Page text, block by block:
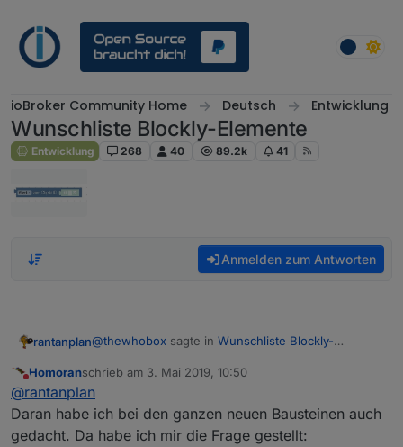
ioBroker Community Home Deutsch Entwicklung
Wunschliste Blockly-Elemente
Entwicklung 268 40 89.2k 41
Anmelden zum Antworten
rantanplan@thewhobox sagte in Wunschliste Blockly-
Vorschlag für einen neues Element.
Globale Funktionen aufrufen zu können.
Man sollte das Klientel für Blockly nicht aus den
Augen verlieren.
Nicht stören
Homoranschrieb am 3. Mai 2019, 10:50
zuletzt editiert von
@rantanplan
Daran habe ich bei den ganzen neuen Bausteinen auch
gedacht. Da habe ich mir die Frage gestellt: